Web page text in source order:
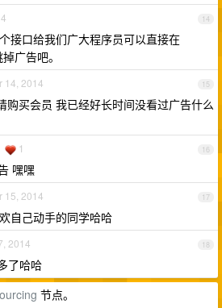
14
接口给我们广大程序员可以直接在
广告吧。
15
14, 2014
购买会员 我已经好长时间没看过广告什么
16
1
嘿嘿
17
15, 2014
自己动手的同学哈哈
18
2014
了哈哈
节点。